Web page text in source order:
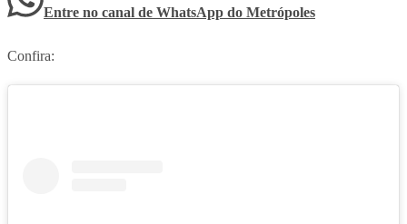
Entre no canal de WhatsApp do Metrópoles
Confira: